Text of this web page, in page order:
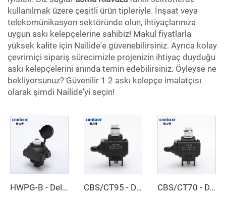
kullanılmak üzere çeşitli ürün tipleriyle. İnşaat veya
telekomünikasyon sektöründe olun, ihtiyaçlarınıza
uygun askı kelepçelerine sahibiz! Makul fiyatlarla
yüksek kalite için Nailide'e güvenebilirsiniz. Ayrıca kolay
çevrimiçi sipariş sürecimizle projenizin ihtiyaç duyduğu
askı kelepçelerini anında temin edebilirsiniz. Öyleyse ne
bekliyorsunuz? Güvenilir 1 2 askı kelepçe imalatçısı
olarak şimdi Nailide'yi seçin!
HWPG-B - Delici Klemens CBS/CT95 - Delici Klemens CBS/CT70 - Delici Klemens